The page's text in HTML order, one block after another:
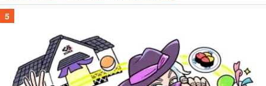
5